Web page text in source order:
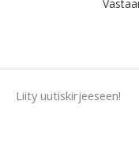
Liity uutiskirjeeseen!